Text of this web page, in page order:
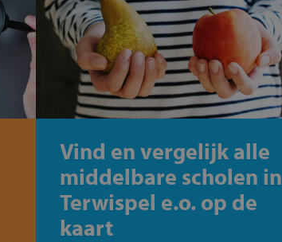
Vind en vergelijk alle
middelbare scholen in
Terwispel e.o. op de
kaart